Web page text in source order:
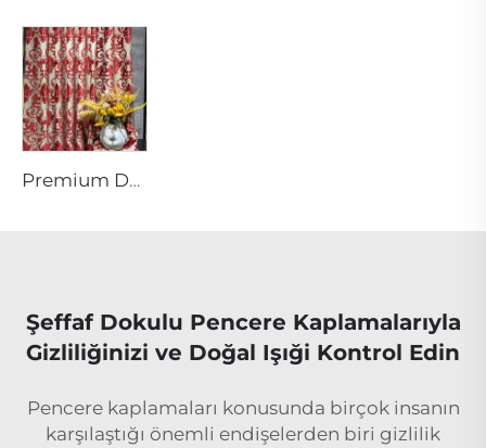
Premium Damasko Dokuma ve Jacquard Kaplama | Tanım ve Kullanımları
Şeffaf Dokulu Pencere Kaplamalarıyla
Gizliliğinizi ve Doğal Işıği Kontrol Edin
Pencere kaplamaları konusunda birçok insanın
karşılaştığı önemli endişelerden biri gizlilik